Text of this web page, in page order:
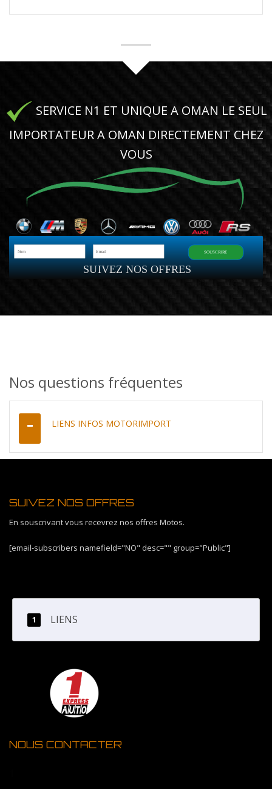
SERVICE N1 ET UNIQUE A OMAN LE SEUL
IMPORTATEUR A OMAN DIRECTEMENT CHEZ
VOUS
SUIVEZ NOS OFFRES
SOUSCRIRE
Nos questions fréquentes
LIENS INFOS MOTORIMPORT
SUIVEZ NOS OFFRES
En souscrivant vous recevrez nos offres Motos.
[email-subscribers namefield="NO" desc="" group="Public"]
LIENS
NOUS CONTACTER